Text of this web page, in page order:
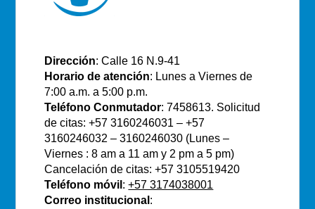
Dirección: Calle 16 N.9-41
Horario de atención: Lunes a Viernes de
7:00 a.m. a 5:00 p.m.
Teléfono Conmutador: 7458613. Solicitud
de citas: +57 3160246031 – +57
3160246032 – 3160246030 (Lunes –
Viernes : 8 am a 11 am y 2 pm a 5 pm)
Cancelación de citas: +57 3105519420
Teléfono móvil :+57 3174038001
Correo institucional :